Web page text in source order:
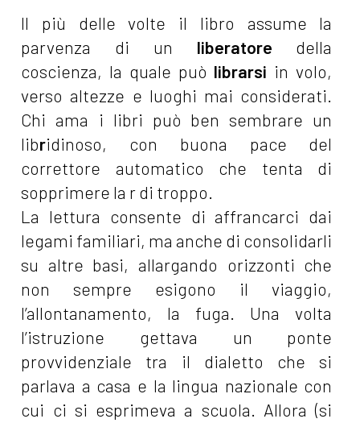
Il più delle volte il libro assume la
parvenza di un liberatore della
coscienza, la quale può librarsi in volo,
verso altezze e luoghi mai considerati.
Chi ama i libri può ben sembrare un
libridinoso, con buona pace del
correttore automatico che tenta di
sopprimere la r di troppo.
La lettura consente di affrancarci dai
legami familiari, ma anche di consolidarli
su altre basi, allargando orizzonti che
non sempre esigono il viaggio,
l’allontanamento, la fuga. Una volta
l’istruzione gettava un ponte
provvidenziale tra il dialetto che si
parlava a casa e la lingua nazionale con
cui ci si esprimeva a scuola. Allora (si